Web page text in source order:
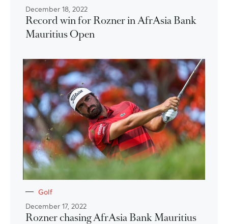
December 18, 2022
Record win for Rozner in AfrAsia Bank
Mauritius Open
Golf
December 17, 2022
Rozner chasing AfrAsia Bank Mauritius